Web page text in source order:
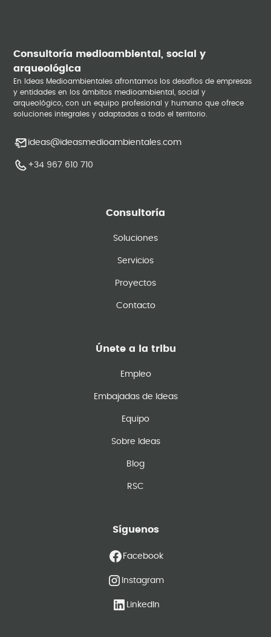
Consultoría medioambiental, social y
arqueológica
En Ideas Medioambientales afrontamos los desafíos de empresas
y entidades en los ámbitos medioambiental, social y
arqueológico, con un equipo profesional y humano que ofrece
soluciones integrales y adaptadas a todo el territorio.
ideas@ideasmedioambientales.com
+34 967 610 710
Consultoría
Soluciones
Servicios
Proyectos
Contacto
Únete a la tribu
Empleo
Embajadas de Ideas
Equipo
Sobre Ideas
Blog
RSC
Síguenos
Facebook
Instagram
LinkedIn